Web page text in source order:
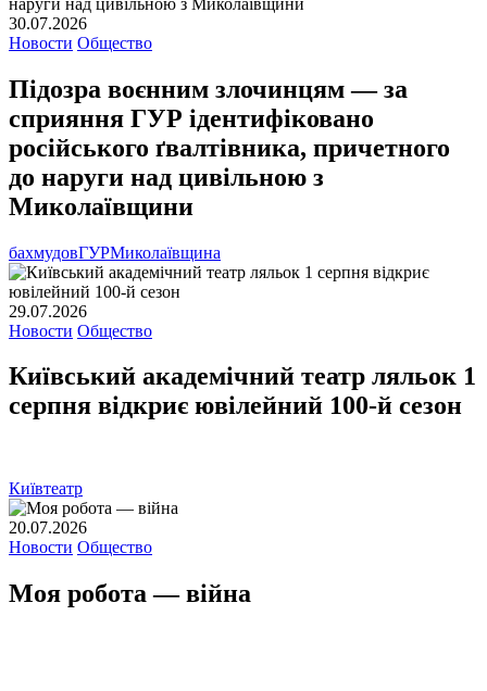
30.07.2026
Новости Общество
Підозра воєнним злочинцям — за
сприяння ГУР ідентифіковано
російського ґвалтівника, причетного
до наруги над цивільною з
Миколаївщини
бахмудовГУРМиколаївщина
29.07.2026
Новости Общество
Київський академічний театр ляльок 1
серпня відкриє ювілейний 100-й сезон
Київтеатр
20.07.2026
Новости Общество
Моя робота — війна